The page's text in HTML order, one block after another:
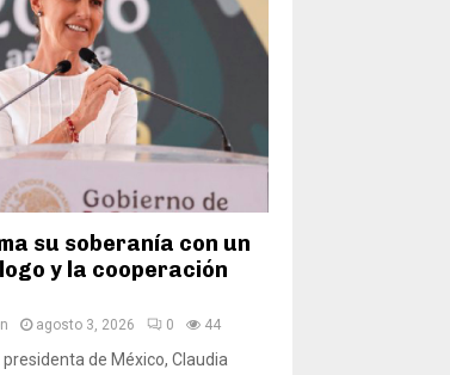
su soberanía con un
y la cooperación
agosto 3, 2026 0 44
de México, Claudia